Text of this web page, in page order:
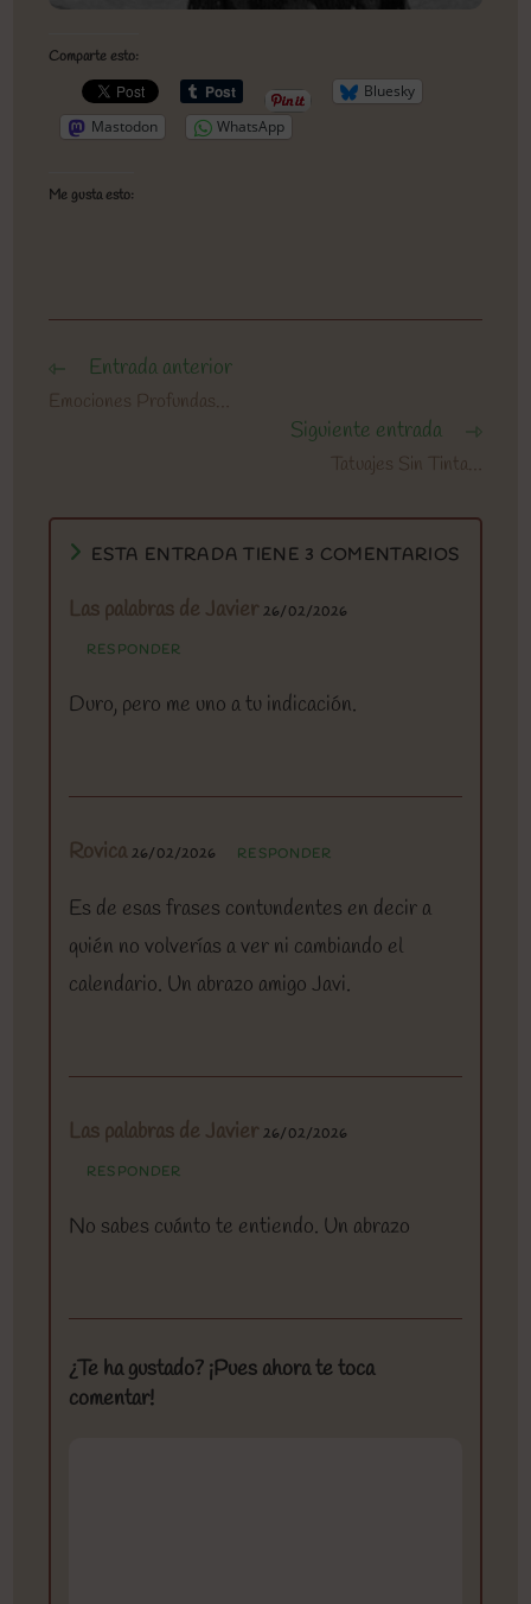
Comparte esto:
Bluesky
Mastodon
WhatsApp
Me gusta esto:
Leer
artículos
Entrada anterior
Emociones Profundas…
Siguiente entrada
Tatuajes Sin Tinta…
ESTA ENTRADA TIENE 3 COMENTARIOS
Las palabras de Javier 26/02/2026
RESPONDER
Duro, pero me uno a tu indicación.
Rovica 26/02/2026 RESPONDER
Es de esas frases contundentes en decir a
quién no volverías a ver ni cambiando el
calendario. Un abrazo amigo Javi.
Las palabras de Javier 26/02/2026
RESPONDER
No sabes cuánto te entiendo. Un abrazo
¿Te ha gustado? ¡Pues ahora te toca
comentar!